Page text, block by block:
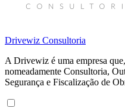
Drivewiz Consultoria
A Drivewiz é uma empresa
nomeadamente Consultoria,
Segurança e Fiscalização de